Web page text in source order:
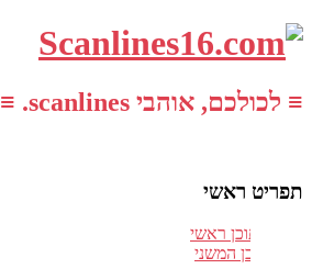
≡ לכולכם, אוהבי scanlines. ≡ ≡ ≡ ≡
תפריט ראשי
עבור לתוכן ראשי
דלג לתוכן המשני